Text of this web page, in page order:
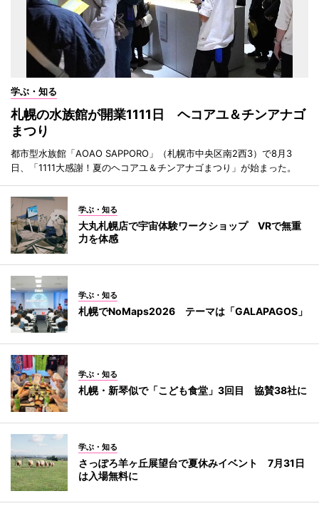
学ぶ・知る
札幌の水族館が開業1111日 ヘコアユ＆チンアナゴ
まつり
都市型水族館「AOAO SAPPORO」（札幌市中央区南2西3）で8月3
日、「1111大感謝！夏のヘコアユ＆チンアナゴまつり」が始まった。
学ぶ・知る
大丸札幌店で宇宙体験ワークショップ VRで無重
力を体感
学ぶ・知る
札幌でNoMaps2026 テーマは「GALAPAGOS」
学ぶ・知る
札幌・新琴似で「こども食堂」3回目 協賛38社に
学ぶ・知る
さっぽろ羊ヶ丘展望台で夏休みイベント 7月31日
は入場無料に